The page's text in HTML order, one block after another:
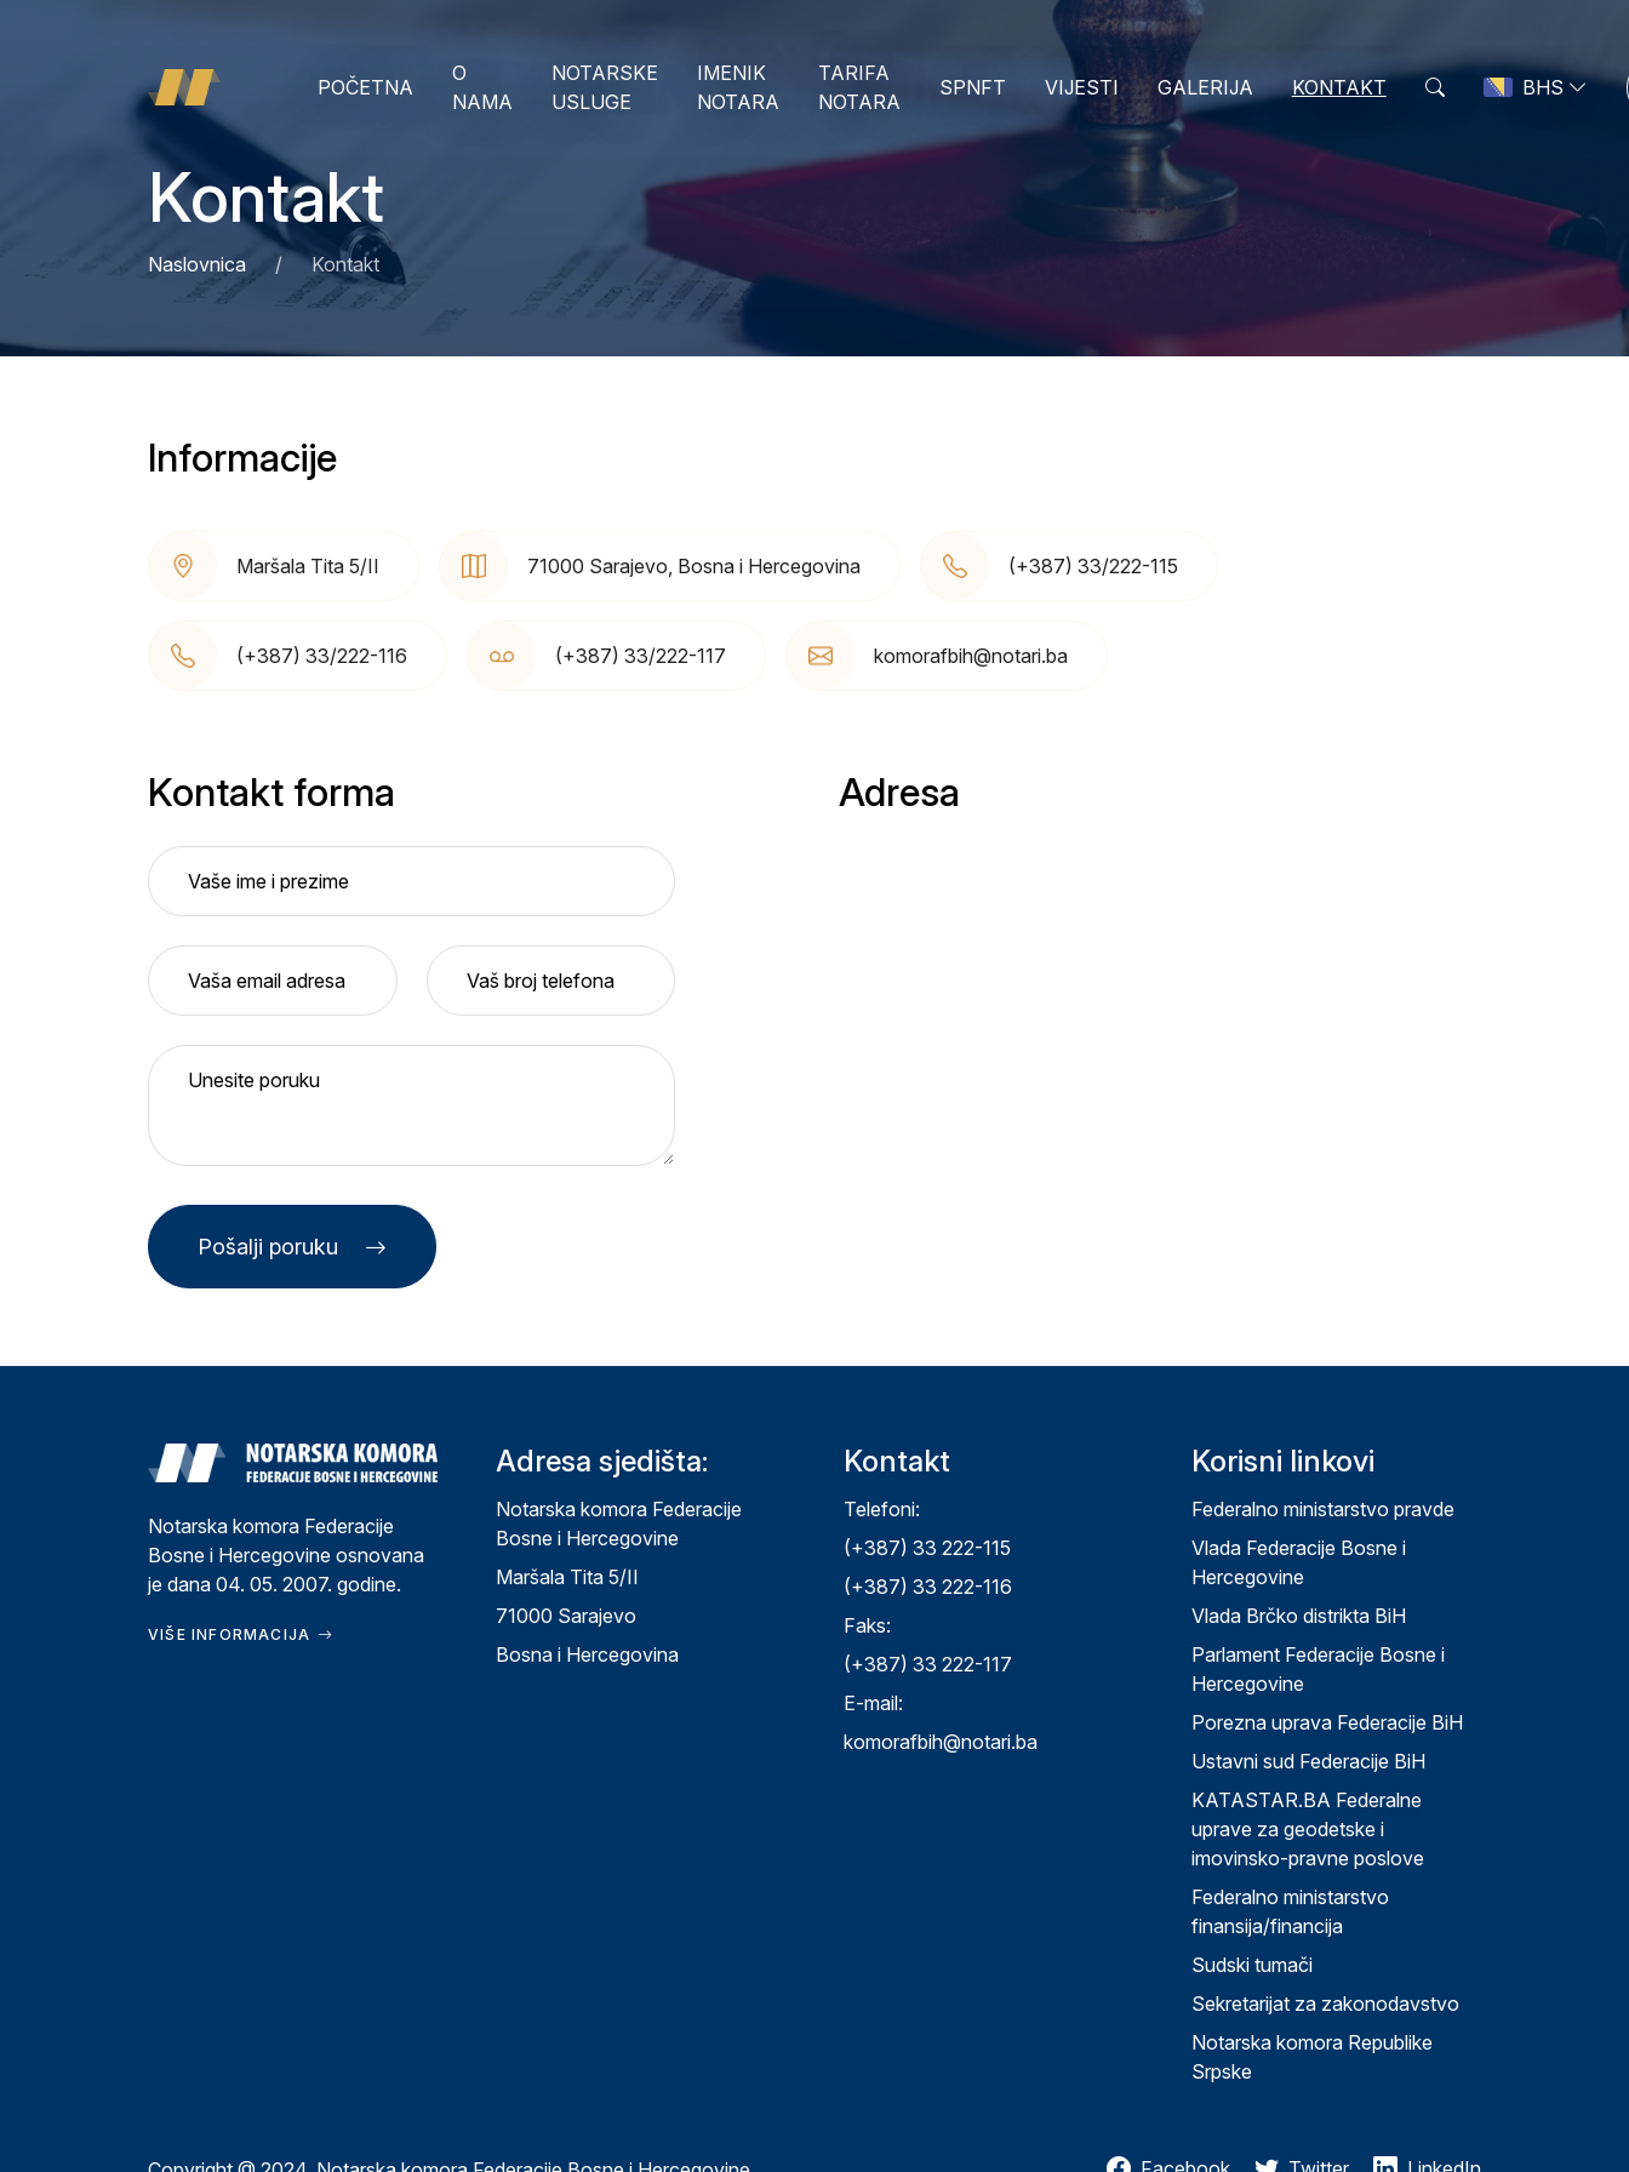
POČETNA
O
NAMA
NOTARSKE
USLUGE
IMENIK
NOTARA
TARIFA
NOTARA
SPNFT VIJESTI GALERIJA KONTAKT BHS
Kontakt
Naslovnica Kontakt
Informacije
Maršala Tita 5/II 71000 Sarajevo, Bosna i Hercegovina (+387) 33/222-115
(+387) 33/222-116 (+387) 33/222-117 komorafbih@notari.ba
Kontakt forma
Vaše ime i prezime
Vaša email adresa Vaš broj telefona
Unesite poruku
Pošalji poruku
Adresa
Notarska komora Federacije
Bosne i Hercegovine osnovana
je dana 04. 05. 2007. godine.
VIŠE INFORMACIJA
Adresa sjedišta:
Notarska komora Federacije
Bosne i Hercegovine
Maršala Tita 5/II
71000 Sarajevo
Bosna i Hercegovina
Kontakt
Telefoni:
(+387) 33 222-115
(+387) 33 222-116
Faks:
(+387) 33 222-117
E-mail:
komorafbih@notari.ba
Korisni linkovi
Federalno ministarstvo pravde
Vlada Federacije Bosne i
Hercegovine
Vlada Brčko distrikta BiH
Parlament Federacije Bosne i
Hercegovine
Porezna uprava Federacije BiH
Ustavni sud Federacije BiH
KATASTAR.BA Federalne
uprave za geodetske i
imovinsko-pravne poslove
Federalno ministarstvo
finansija/financija
Sudski tumači
Sekretarijat za zakonodavstvo
Notarska komora Republike
Srpske